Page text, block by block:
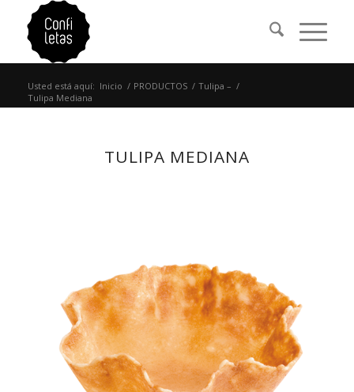
Usted está aquí: Inicio / PRODUCTOS / Tulipa – /
Tulipa Mediana
TULIPA MEDIANA